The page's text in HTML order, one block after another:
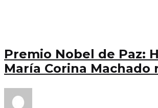
Premio Nobel de Paz:
María Corina Machado